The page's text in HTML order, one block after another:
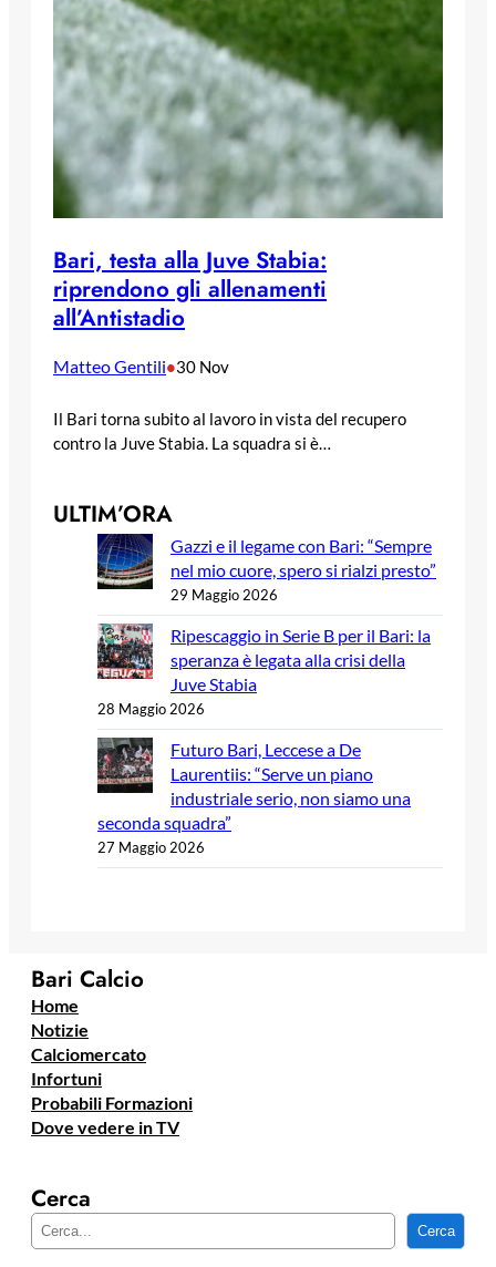
Bari, testa alla Juve Stabia:
riprendono gli allenamenti
all’Antistadio
Matteo Gentili•30 Nov
Il Bari torna subito al lavoro in vista del recupero
contro la Juve Stabia. La squadra si è…
ULTIM’ORA
Gazzi e il legame con Bari: “Sempre
nel mio cuore, spero si rialzi presto”
29 Maggio 2026
Ripescaggio in Serie B per il Bari: la
speranza è legata alla crisi della
Juve Stabia
28 Maggio 2026
Futuro Bari, Leccese a De
Laurentiis: “Serve un piano
industriale serio, non siamo una
seconda squadra”
27 Maggio 2026
Bari Calcio
Home
Notizie
Calciomercato
Infortuni
Probabili Formazioni
Dove vedere in TV
Cerca
e
Cerca